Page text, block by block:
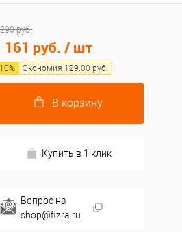
руб.
161 руб. / шт
10% Экономия 129.00 руб.
В корзину
Купить в 1 клик
Вопрос на
shop@fizra.ru